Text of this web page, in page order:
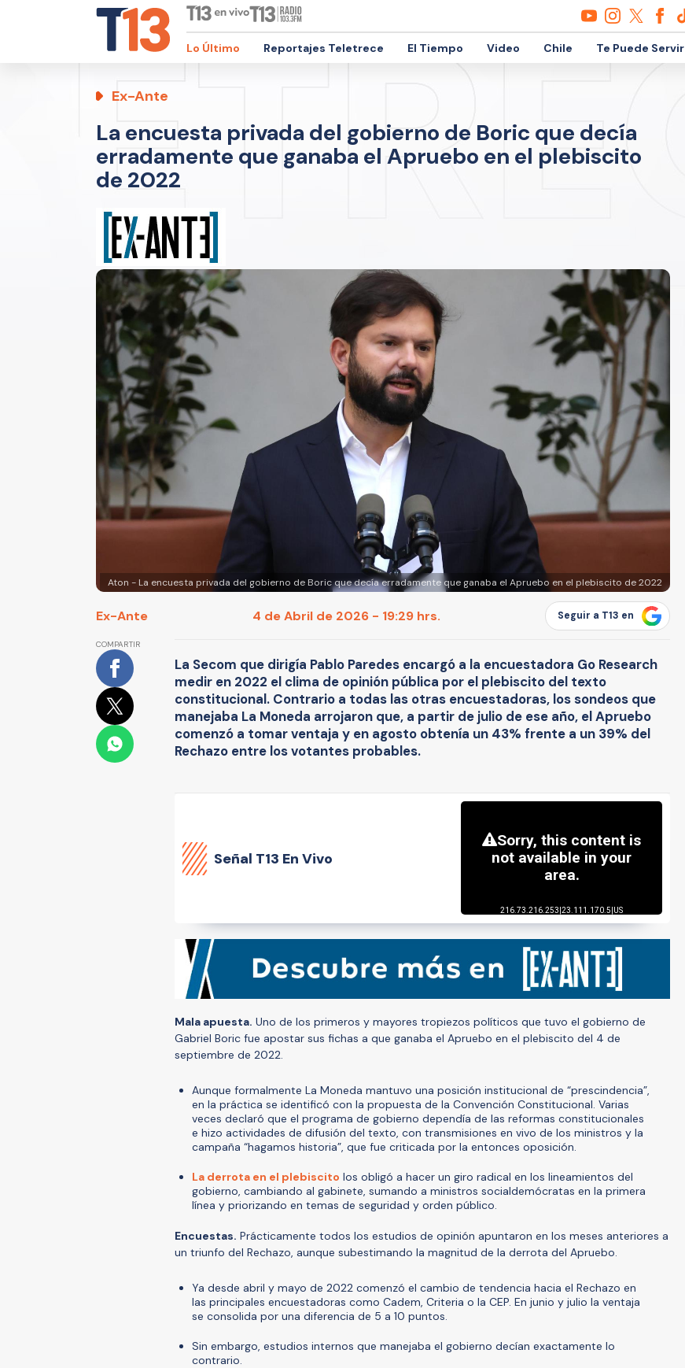
Lo Último Reportajes Teletrece El Tiempo Video Chile Te Puede Servir
Ex-Ante
La encuesta privada del gobierno de Boric que decía
erradamente que ganaba el Apruebo en el plebiscito
de 2022
Aton - La encuesta privada del gobierno de Boric que decía erradamente que ganaba el Apruebo en el plebiscito de 2022
Ex-Ante 4 de Abril de 2026 - 19:29 hrs. Seguir a T13 en
COMPARTIR
La Secom que dirigía Pablo Paredes encargó a la encuestadora Go Research
medir en 2022 el clima de opinión pública por el plebiscito del texto
constitucional. Contrario a todas las otras encuestadoras, los sondeos que
manejaba La Moneda arrojaron que, a partir de julio de ese año, el Apruebo
comenzó a tomar ventaja y en agosto obtenía un 43% frente a un 39% del
Rechazo entre los votantes probables.
Señal T13 En Vivo
Mala apuesta. Uno de los primeros y mayores tropiezos políticos que tuvo el gobierno de
Gabriel Boric fue apostar sus fichas a que ganaba el Apruebo en el plebiscito del 4 de
septiembre de 2022.
Aunque formalmente La Moneda mantuvo una posición institucional de “prescindencia”,
en la práctica se identificó con la propuesta de la Convención Constitucional. Varias
veces declaró que el programa de gobierno dependía de las reformas constitucionales
e hizo actividades de difusión del texto, con transmisiones en vivo de los ministros y la
campaña “hagamos historia”, que fue criticada por la entonces oposición.
La derrota en el plebiscito los obligó a hacer un giro radical en los lineamientos del
gobierno, cambiando al gabinete, sumando a ministros socialdemócratas en la primera
línea y priorizando en temas de seguridad y orden público.
Encuestas. Prácticamente todos los estudios de opinión apuntaron en los meses anteriores a
un triunfo del Rechazo, aunque subestimando la magnitud de la derrota del Apruebo.
Ya desde abril y mayo de 2022 comenzó el cambio de tendencia hacia el Rechazo en
las principales encuestadoras como Cadem, Criteria o la CEP. En junio y julio la ventaja
se consolida por una diferencia de 5 a 10 puntos.
Sin embargo, estudios internos que manejaba el gobierno decían exactamente lo
contrario.